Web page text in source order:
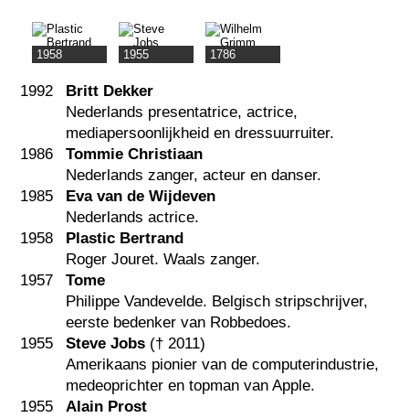
1958 1955 1786
1992
Britt Dekker
Nederlands presentatrice, actrice,
mediapersoonlijkheid en dressuurruiter.
1986
Tommie Christiaan
Nederlands zanger, acteur en danser.
1985
Eva van de Wijdeven
Nederlands actrice.
1958
Plastic Bertrand
Roger Jouret. Waals zanger.
1957
Tome
Philippe Vandevelde. Belgisch stripschrijver,
eerste bedenker van Robbedoes.
1955
Steve Jobs (†2011)
Amerikaans pionier van de computerindustrie,
medeoprichter en topman van Apple.
1955
Alain Prost